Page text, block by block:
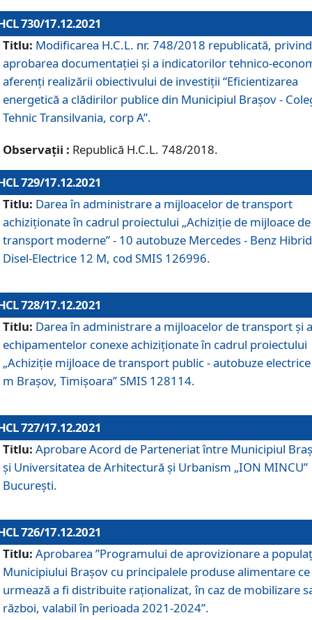
730/17.12.2021
Titlu: Modificarea H.C.L. nr. 748/2018 republicată, privind
aprobarea documentației și a indicatorilor tehnico-
aferenți realizării obiectivului de investiții “Eficientizarea
energetică a clădirilor publice din Municipiul Brașov -
Tehnic Transilvania, corp A”.
Observații : Republică H.C.L. 748/2018.
729/17.12.2021
Titlu: Darea în administrare a mijloacelor de transport
achiziționate în cadrul proiectului „Achiziţie de mijloace de
transport moderne” - 10 autobuze Mercedes - Benz Hibrid
Disel-Electrice 12 M, cod SMIS 126996.
728/17.12.2021
Titlu: Darea în administrare a mijloacelor de transport și a
echipamentelor conexe achiziționate în cadrul proiectului
„Achiziție mijloace de transport public - autobuze
m Brașov, Timișoara” SMIS 128114.
727/17.12.2021
Titlu: Aprobare Acord de Parteneriat între Municipiul
și Universitatea de Arhitectură și Urbanism „ION MINCU”
București.
726/17.12.2021
Titlu: Aprobarea ”Programului de aprovizionare a
Municipiului Braşov cu principalele produse alimentare ce
urmează a fi distribuite raționalizat, în caz de mobilizare
război, valabil în perioada 2021-2024”.